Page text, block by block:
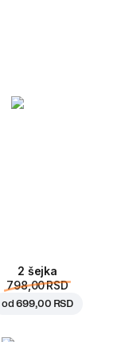
2 šejka
798,00 RSD
od699,00 RSD